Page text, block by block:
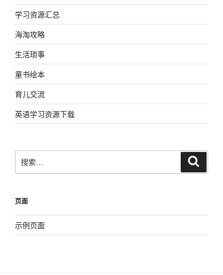
学习资源汇总
海淘攻略
生活琐事
童书绘本
育儿交流
英语学习资源下载
搜
索：
页面
示例页面